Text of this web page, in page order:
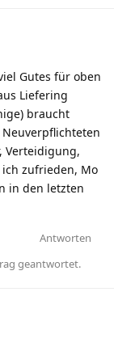
Gutes für oben
Liefering
braucht
Verteidigung,
zufrieden, Mo
in den letzten
Antworten
geantwortet.